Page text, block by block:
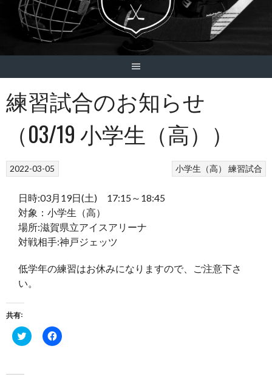
練習試合のお知らせ
（03/19 小学生（高））
小学生（高） 練習試合
2022-03-05
日時:03月19日(土) 17:15～18:45
対象：小学生（高）
場所:滋賀県立アイスアリーナ
対戦相手:神戸ジェッツ
低学年の練習はお休みになりますので、ご注意下さ
い。
共有:
ク
リ
Facebook
で